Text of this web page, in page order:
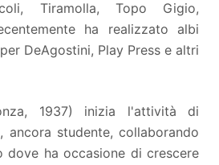
Tiramolla, Topo Gigio,
ha realizzato albi
DeAgostini, Play Press e altri
1937) inizia l'attività di
ancora studente, collaborando
dove ha occasione di crescere